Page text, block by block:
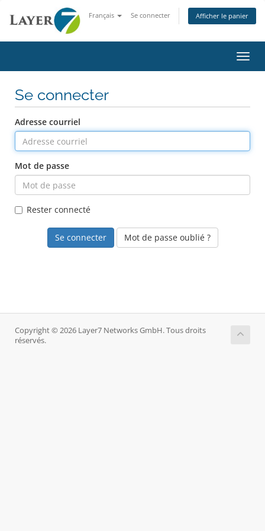
Français Se connecter Afficher le panier
Se connecter
Adresse courriel
Mot de passe
Rester connecté
Mot de passe oublié ?
Copyright © 2026 Layer7 Networks GmbH. Tous droits
réservés.